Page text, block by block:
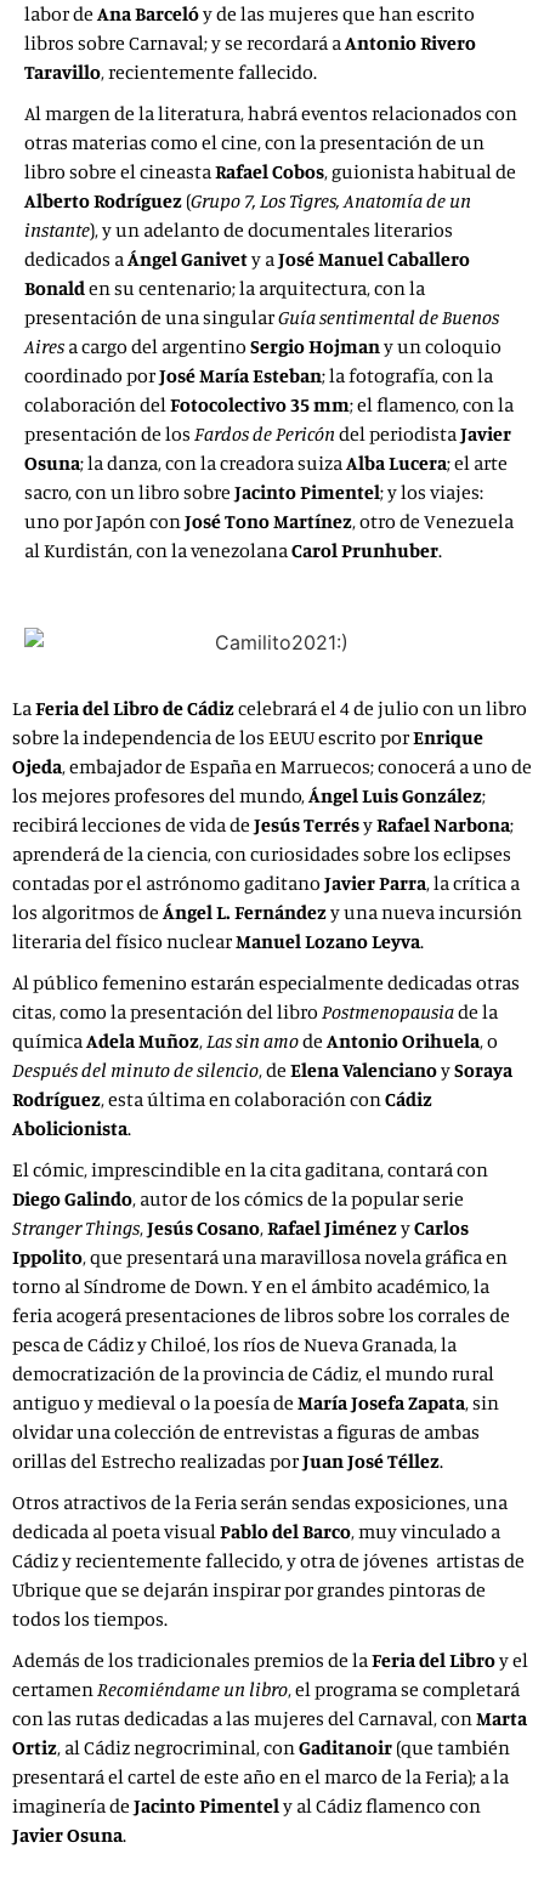
labor deAna Barcelóy de las mujeres que han escrito
libros sobre Carnaval; y se recordará aAntonio Rivero
Taravillo, recientemente fallecido.
Al margen de la literatura, habrá eventos relacionados con
otras materias como el cine, con la presentación de un
libro sobre el cineastaRafael Cobos, guionista habitual de
Alberto Rodríguez (Grupo 7, Los Tigres, Anatomía de un
instante), y un adelanto de documentales literarios
dedicados aÁngel Ganivety aJosé Manuel Caballero
Bonalden su centenario; la arquitectura, con la
presentación de una singularGuía sentimental de Buenos
Aires a cargo del argentino Sergio Hojmany un coloquio
coordinado porJosé María Esteban; la fotografía, con la
colaboración delFotocolectivo 35 mm; el flamenco, con la
presentación de los Fardos de Pericón del periodistaJavier
Osuna; la danza, con la creadora suizaAlba Lucera; el arte
sacro, con un libro sobre Jacinto Pimentel; y los viajes:
uno por Japón conJosé Tono Martínez, otro de Venezuela
al Kurdistán, con la venezolanaCarol Prunhuber.
La Feria del Libro de Cádizcelebrará el 4 de julio con un libro
sobre la independencia de los EEUU escrito porEnrique
Ojeda, embajador de España en Marruecos; conocerá a uno de
los mejores profesores del mundo, Ángel Luis González;
recibirá lecciones de vida de Jesús TerrésyRafael Narbona;
aprenderá de la ciencia, con curiosidades sobre los eclipses
contadas por el astrónomo gaditano Javier Parra, la crítica a
los algoritmos de Ángel L. Fernándezy una nueva incursión
literaria del físico nuclearManuel Lozano Leyva.
Al público femenino estarán especialmente dedicadas otras
citas, como la presentación del libro Postmenopausiade la
química Adela Muñoz, Las sin amode Antonio Orihuela, o
Después del minuto de silencio, de Elena ValencianoySoraya
Rodríguez, esta última en colaboración con Cádiz
Abolicionista.
El cómic, imprescindible en la cita gaditana, contará con
Diego Galindo, autor de los cómics de la popular serie
Stranger Things,Jesús Cosano,Rafael JiménezyCarlos
Ippolito, que presentará una maravillosa novela gráfica en
torno al Síndrome de Down. Y en el ámbito académico, la
feria acogerá presentaciones de libros sobre los corrales de
pesca de Cádiz y Chiloé, los ríos de Nueva Granada, la
democratización de la provincia de Cádiz, el mundo rural
antiguo y medieval o la poesía de María Josefa Zapata, sin
olvidar una colección de entrevistas a figuras de ambas
orillas del Estrecho realizadas porJuan José Téllez.
Otros atractivos de la Feria serán sendas exposiciones, una
dedicada al poeta visual Pablo del Barco, muy vinculado a
Cádiz y recientemente fallecido, y otra de jóvenes artistas de
Ubrique que se dejarán inspirar por grandes pintoras de
todos los tiempos.
Además de los tradicionales premios de la Feria del Libroy el
certamen Recomiéndame un libro, el programa se completará
con las rutas dedicadas a las mujeres del Carnaval, con Marta
Ortiz, al Cádiz negrocriminal, con Gaditanoir (que también
presentará el cartel de este año en el marco de la Feria); a la
imaginería de Jacinto Pimentel y al Cádiz flamenco con
Javier Osuna.